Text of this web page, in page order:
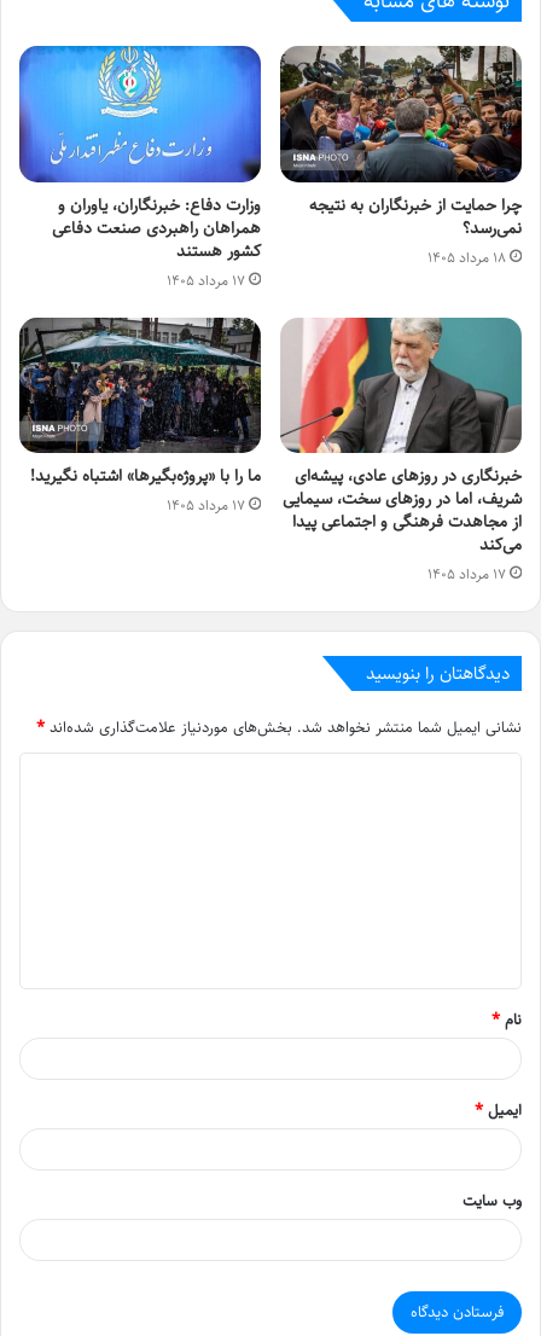
چرا حمایت از خبرنگاران به نتیجه
نمی‌رسد؟
۱۸ مرداد ۱۴۰۵
وزارت دفاع: خبرنگاران، یاوران و
همراهان راهبردی صنعت دفاعی
کشور هستند
۱۷ مرداد ۱۴۰۵
خبرنگاری در روزهای عادی، پیشه‌ای
شریف، اما در روزهای سخت، سیمایی
از مجاهدت فرهنگی و اجتماعی پیدا
می‌کند
۱۷ مرداد ۱۴۰۵
ما را با «پروژه‌بگیرها» اشتباه نگیرید!
۱۷ مرداد ۱۴۰۵
دیدگاهتان را بنویسید
نشانی ایمیل شما منتشر نخواهد شد. بخش‌های موردنیاز علامت‌گذاری شده‌اند *
*
نام *
ایمیل *
وب‌ سایت